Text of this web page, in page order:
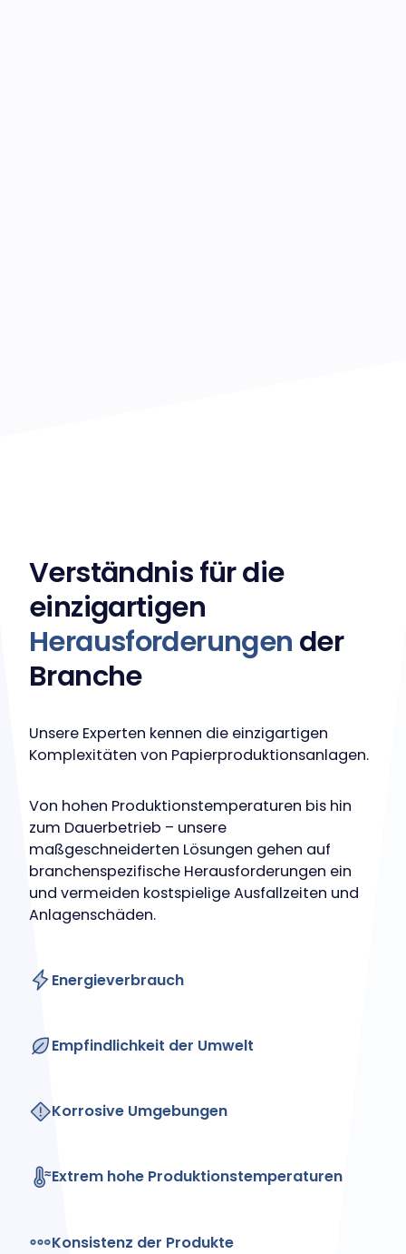
Verständnis für die
einzigartigen
Herausforderungen der
Branche
Unsere Experten kennen die einzigartigen
Komplexitäten von Papierproduktionsanlagen.
Von hohen Produktionstemperaturen bis hin
zum Dauerbetrieb – unsere
maßgeschneiderten Lösungen gehen auf
branchenspezifische Herausforderungen ein
und vermeiden kostspielige Ausfallzeiten und
Anlagenschäden.
Energieverbrauch
Empfindlichkeit der Umwelt
Korrosive Umgebungen
Extrem hohe Produktionstemperaturen
Konsistenz der Produkte